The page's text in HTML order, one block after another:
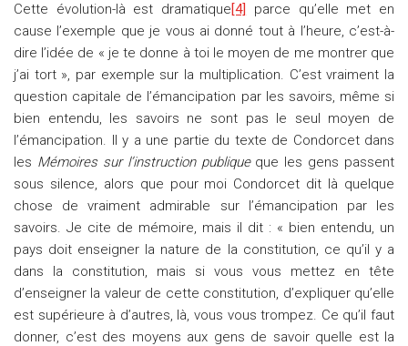
Cette évolution-là est dramatique[4]
parce qu’elle met en
cause l’exemple que je vous ai donné tout à l’heure, c’est-à-
dire l’idée de « je te donne à toi le moyen de me montrer que
j’ai tort », par exemple sur la multiplication. C’est vraiment la
question capitale de l’émancipation par les savoirs, même si
bien entendu, les savoirs ne sont pas le seul moyen de
l’émancipation. Il y a une partie du texte de Condorcet dans
les Mémoires sur l’instruction publiqueque les gens passent
sous silence, alors que pour moi Condorcet dit là quelque
chose de vraiment admirable sur l’émancipation par les
savoirs. Je cite de mémoire, mais il dit : « bien entendu, un
pays doit enseigner la nature de la constitution, ce qu’il y a
dans la constitution, mais si vous vous mettez en tête
d’enseigner la valeur de cette constitution, d’expliquer qu’elle
est supérieure à d’autres, là, vous vous trompez. Ce qu’il faut
donner, c’est des moyens aux gens de savoir quelle est la